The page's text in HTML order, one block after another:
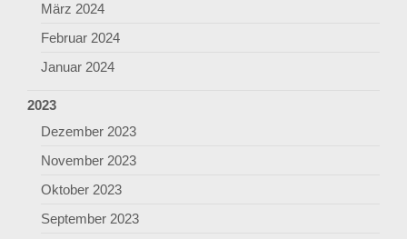
März 2024
Februar 2024
Januar 2024
2023
Dezember 2023
November 2023
Oktober 2023
September 2023